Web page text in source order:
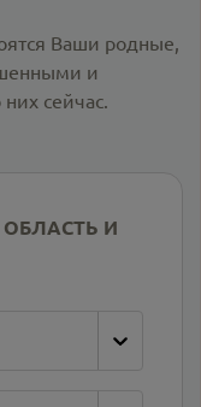
Ваши родные,
и
сейчас.
И